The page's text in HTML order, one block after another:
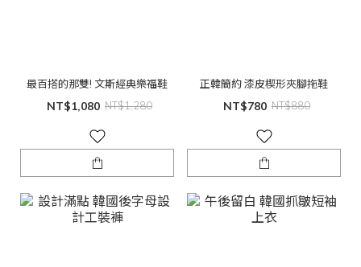
最百搭的那雙! 文斯經典樂福鞋
NT$1,080 NT$1,280
正韓簡約 漆皮楔形夾腳拖鞋
NT$780 NT$880